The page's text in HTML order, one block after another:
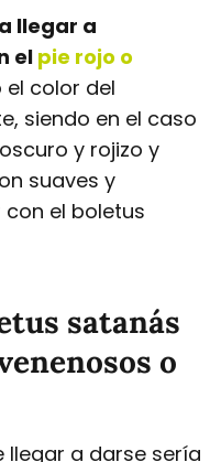
llegar a
elpie rojo o
el color del
siendo en el caso
y rojizo y
suaves y
el boletus
satanás
o
llegar a darse sería